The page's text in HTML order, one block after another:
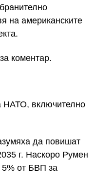
на американските
коментар.
НАТО, включително
да повишат
г. Наскоро Румен
5% от БВП за